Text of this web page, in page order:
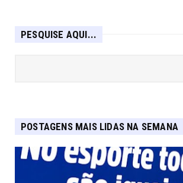
PESQUISE AQUI...
POSTAGENS MAIS LIDAS NA SEMANA